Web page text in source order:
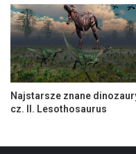
Najstarsze znane
cz. II. Lesothosaurus